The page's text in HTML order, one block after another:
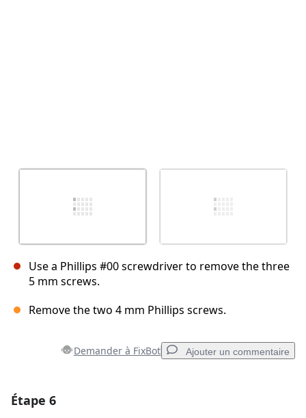
Use a Phillips #00 screwdriver to remove the three
5 mm screws.
Remove the two 4 mm Phillips screws.
Demander à FixBot Ajouter un commentaire
Étape 6